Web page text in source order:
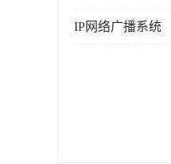
IP网络广播系统